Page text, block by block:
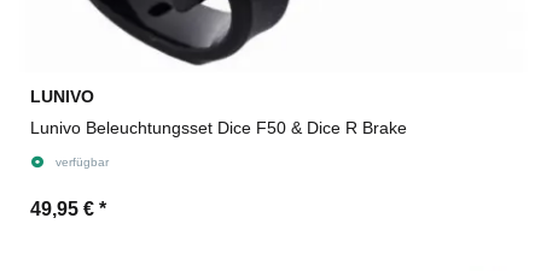
LUNIVO
Lunivo Beleuchtungsset Dice F50 & Dice R Brake
verfügbar
49,95 € *